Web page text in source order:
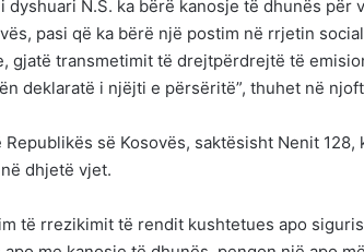
dyshuari N.S. ka bërë kanosje të dhunës për
pasi që ka bërë një postim në rrjetin social
gjatë transmetimit të drejtpërdrejtë të
deklaratë i njëjti e përsëritë”, thuhet në
Republikës së Kosovës, saktësisht Nenit
dhjetë vjet.
të rrezikimit të rendit kushtetues apo